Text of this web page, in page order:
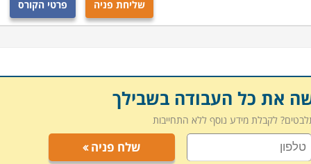
שליחת פניה פרטי הקורס
את כל העבודה בשבילך
לקבלת מידע נוסף ללא התחייבות
שלח פניה